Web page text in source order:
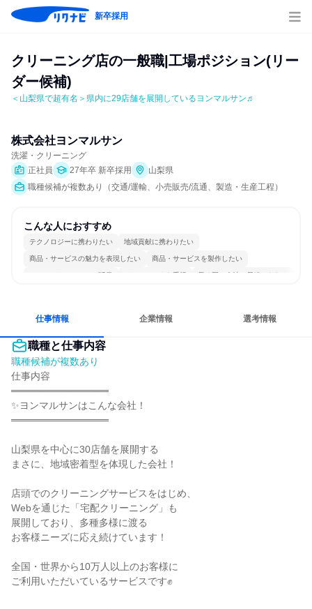
新卒採用
クリーニング店の一般職|工場ポジション(リー
ダー候補)
＜山梨県で超有名＞県内に29店舗を展開しているヨンマルサン♬
株式会社ヨンマルサン
洗濯・クリーニング
正社員
27年卒 新卒採用
山梨県
職種候補が複数あり（交通/運輸、小売販売/流通、製造・生産工程）
こんな人におすすめ
テクノロジーに携わりたい 地域貢献に携わりたい
商品・サービスの魅力を表現したい 商品・サービスを製作したい
コミュニケーションが活発 チームワークを重視 長く同じ会社に居続けられる
仕事情報 企業情報 選考情報
職種と仕事内容
職種候補が複数あり
仕事内容
══════════════
✨ヨンマルサンはこんな会社！
══════════════
山梨県を中心に30店舗を展開する
まさに、地域密着型を体現した会社！
店頭でのクリーニングサービスをはじめ、
Webを通じた「宅配クリーニング」も
展開しており、多種多様に渡る
お客様ニーズに応え続けています！
全国・世界から10万人以上のお客様に
ご利用いただいているサービスです✊